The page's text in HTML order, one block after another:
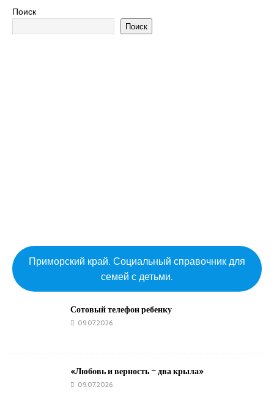
Поиск
Поиск
Приморский край. Социальный справочник для
семей с детьми.
Сотовый телефон ребенку
09.07.2026
«Любовь и верность – два крыла»
09.07.2026